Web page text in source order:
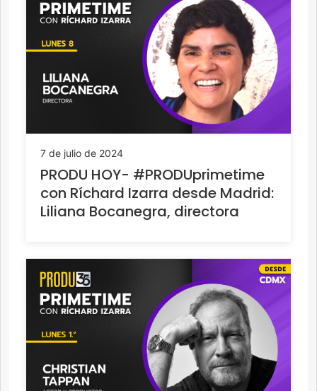
7 de julio de 2024
PRODU HOY- #PRODUprimetime
con Ríchard Izarra desde Madrid:
Liliana Bocanegra, directora